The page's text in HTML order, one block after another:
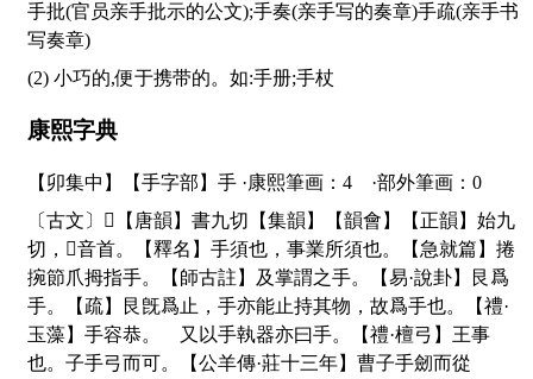
手批(官员亲手批示的公文);手奏(亲手写的奏章)手疏(亲手书
写奏章)
(2) 小巧的,便于携带的。如:手册;手杖
康熙字典
【卯集中】【手字部】手 ·康熙筆画：4 ·部外筆画：0
〔古文〕
𠂿
【唐韻】書九切【集韻】【韻會】【正韻】始九
切， 𠀤音首。【釋名】手須也，事業所須也。【急就篇】捲
捥節爪拇指手。【師古註】及掌謂之手。【易·說卦】艮爲
手。【疏】艮旣爲止，手亦能止持其物，故爲手也。【禮·
玉藻】手容恭。 又以手執器亦曰手。【禮·檀弓】王事
也。子手弓而可。【公羊傳·莊十三年】曹子手劒而從